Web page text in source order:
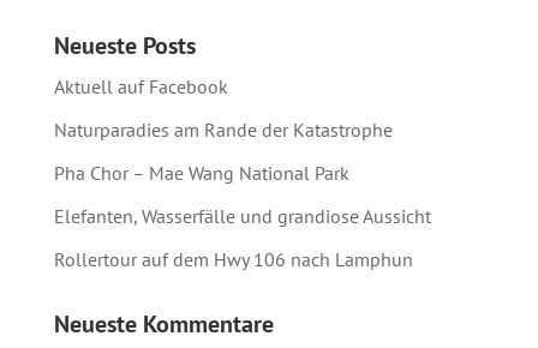
Neueste Posts
Aktuell auf Facebook
Naturparadies am Rande der Katastrophe
Pha Chor – Mae Wang National Park
Elefanten, Wasserfälle und grandiose Aussicht
Rollertour auf dem Hwy 106 nach Lamphun
Neueste Kommentare